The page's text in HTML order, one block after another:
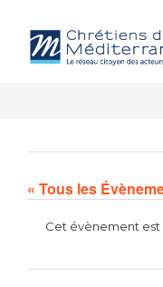
« Tous les
Cet évènement est